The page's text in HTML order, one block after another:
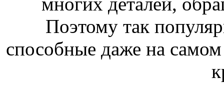
Поэтому так
способные даже на